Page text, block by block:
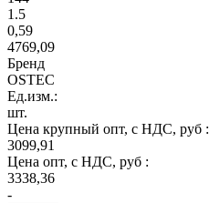
1.5
0,59
4769,09
Бренд
OSTEC
Ед.изм.:
шт.
Цена крупный опт, с НДС, руб :
3099,91
Цена опт, с НДС, руб :
3338,36
-